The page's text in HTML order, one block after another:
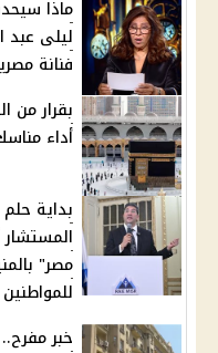
ليلى عبد
فنانة
أداء مناسك الحج
بداية
مصر"
خبر